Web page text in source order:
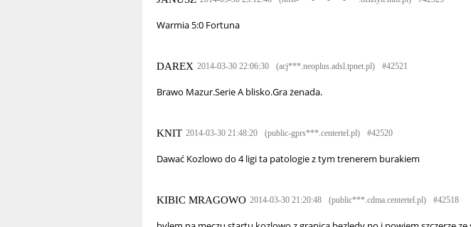
Warmia 5:0 Fortuna
DAREX 2014-03-30 22:06:30 (acj***.neoplus.adsl.tpnet.pl) #42521
Brawo Mazur.Serie A blisko.Gra żenada.
KNIT 2014-03-30 21:48:20 (public-gprs***.centertel.pl) #42520
Dawać Kozlowo do 4 ligi ta patologie z tym trenerem burakiem
KIBIC MRAGOWO 2014-03-30 21:20:48 (public***.cdma.centertel.pl) #42518